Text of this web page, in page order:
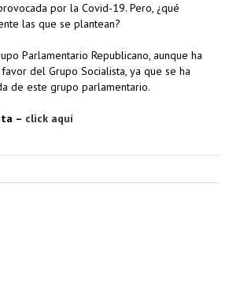
por la Covid-19. Pero, ¿qué
las que se plantean?
Parlamentario Republicano, aunque ha
del Grupo Socialista, ya que se ha
de este grupo parlamentario.
– click aquí